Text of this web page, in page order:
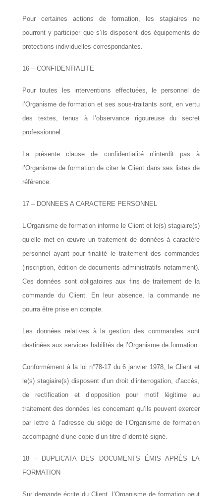
Pour certaines actions de formation, les stagiaires ne
pourront y participer que s’ils disposent des équipements de
protections individuelles correspondantes.
16 – CONFIDENTIALITE
Pour toutes les interventions effectuées, le personnel de
l’Organisme de formation et ses sous-traitants sont, en vertu
des textes, tenus à l’observance rigoureuse du secret
professionnel.
La présente clause de confidentialité n’interdit pas à
l’Organisme de formation de citer le Client dans ses listes de
référence.
17 – DONNEES A CARACTERE PERSONNEL
L’Organisme de formation informe le Client et le(s) stagiaire(s)
qu’elle met en œuvre un traitement de données à caractère
personnel ayant pour finalité le traitement des commandes
(inscription, édition de documents administratifs notamment).
Ces données sont obligatoires aux fins de traitement de la
commande du Client. En leur absence, la commande ne
pourra être prise en compte.
Les données relatives à la gestion des commandes sont
destinées aux services habilités de l’Organisme de formation.
Conformément à la loi n°78-17 du 6 janvier 1978, le Client et
le(s) stagiaire(s) disposent d’un droit d’interrogation, d’accès,
de rectification et d’opposition pour motif légitime au
traitement des données les concernant qu’ils peuvent exercer
par lettre à l’adresse du siège de l’Organisme de formation
accompagné d’une copie d’un titre d’identité signé.
18 – DUPLICATA DES DOCUMENTS ÉMIS APRÈS LA
FORMATION
Sur demande écrite du Client, l’Organisme de formation peut